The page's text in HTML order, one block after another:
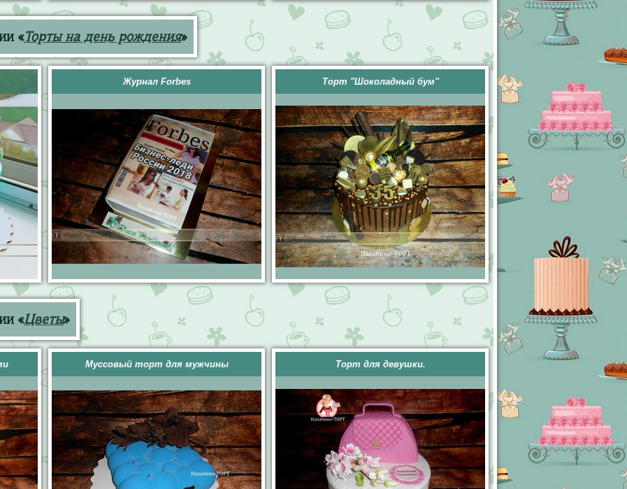
«Торты на день рождения»
Журнал Forbes Торт "Шоколадный бум"
«Цветы»
Муссовый торт для мужчины Торт для девушки.